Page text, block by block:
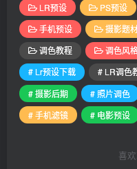
LR预设 PS预设
手机预设
摄影题
调色教程
调色风
# Lr预设下载
# LR调色
# 摄影后期
# 照片调色
# 手机滤镜
# 电影预设
喜